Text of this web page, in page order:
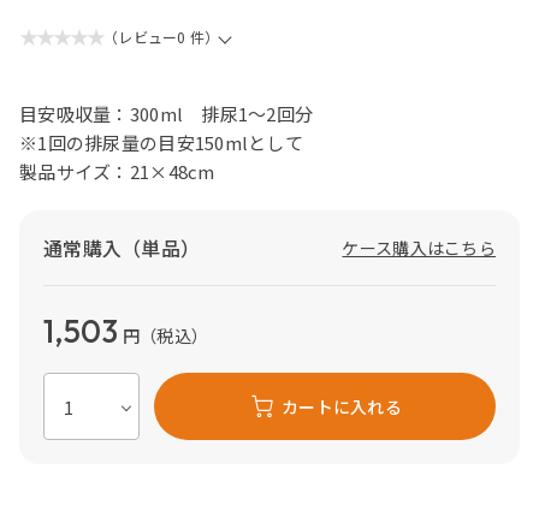
★★★★★ （レビュー0 件）
目安吸収量：300ml 排尿1～2回分
※1回の排尿量の目安150mlとして
製品サイズ：21×48cm
通常購入（単品） ケース購入はこちら
1,503 円（税込）
カートに入れる